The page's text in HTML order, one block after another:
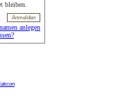
bleiben.
anlegen